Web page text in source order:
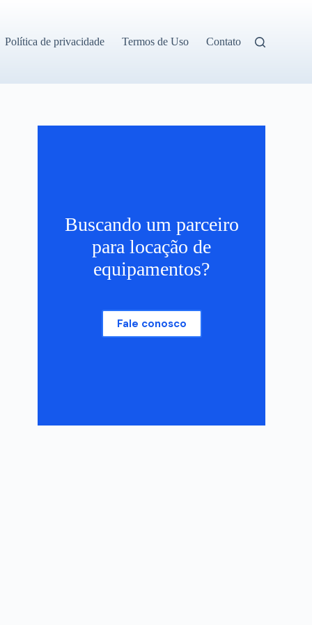
Política de privacidade Termos de Uso Contato
Buscando um parceiro
para locação de
equipamentos?
Fale conosco